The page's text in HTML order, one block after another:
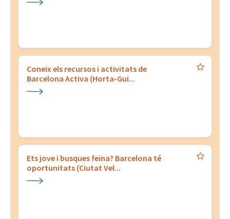
Coneix els recursos i activitats de
Barcelona Activa (Horta-Gui...
Ets jove i busques feina? Barcelona té
oportunitats (Ciutat Vel...